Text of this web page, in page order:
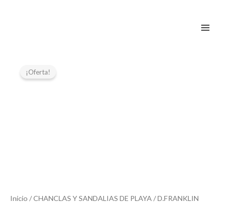
¡Oferta!
Inicio /CHANCLAS Y SANDALIAS DE PLAYA / D.FRANKLIN
DFSH413003
VIBE